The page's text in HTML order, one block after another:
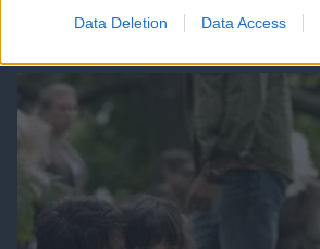
Data Deletion Data Access
αυτοκινήτων του Γιώργου Τράγκα